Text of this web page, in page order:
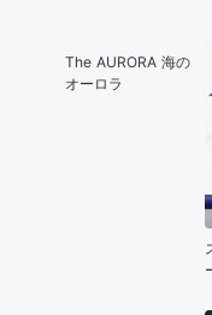
The AURORA 海の
オーロラ